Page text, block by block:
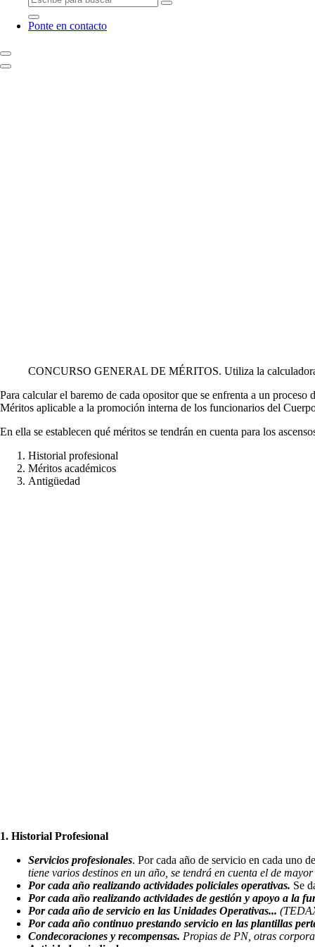
Ponte en contacto
CONCURSO GENERAL DE MÉRITOS. Utiliza la calculadora
Para calcular el baremo de cada opositor que se enfrenta a un
Méritos aplicable a la promoción interna de los funcionarios del
En ella se establecen qué méritos se tendrán en cuenta para los
Historial profesional
Méritos académicos
Antigüedad
1. Historial Profesional
Servicios profesionales. Por cada año de servicio en cada uno
tiene varios destinos en un año, se tendrá en cuenta el de
Por cada año realizando actividades policiales operativas. Se
Por cada año realizando actividades de gestión y apoyo a la
Por cada año de servicio en las Unidades Operativas...
Por cada año continuo prestando servicio en las plantillas
Condecoraciones y recompensas. Propias de PN, otras